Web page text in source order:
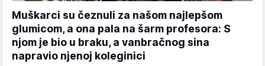
Muškarci su čeznuli za našom najlepšom
glumicom, a ona pala na šarm profesora: S
njom je bio u braku, a vanbračnog sina
napravio njenoj koleginici